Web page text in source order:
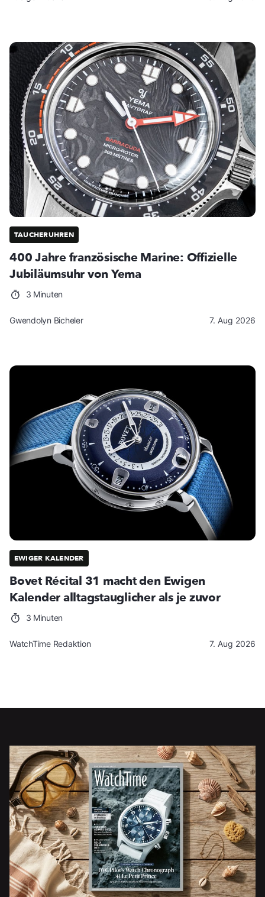
TAUCHERUHREN
400 Jahre französische Marine: Offizielle
Jubiläumsuhr von Yema
3 Minuten
Gwendolyn Bicheler 7. Aug 2026
EWIGER KALENDER
Bovet Récital 31 macht den Ewigen
Kalender alltagstauglicher als je zuvor
3 Minuten
WatchTime Redaktion 7. Aug 2026